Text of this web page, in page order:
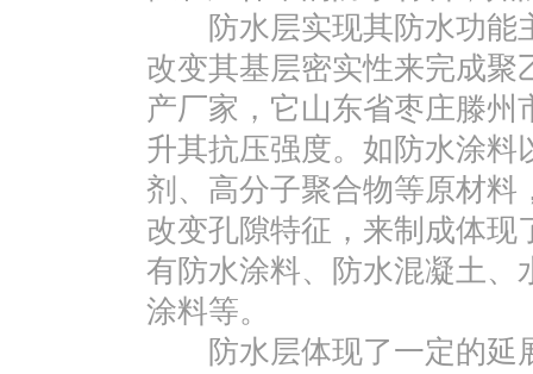
防水层实现其防水功能
改变其基层密实性来完成聚
产厂家，它山东省枣庄滕
升其抗压强度。如防水涂料
剂、高分子聚合物等原材料
改变孔隙特征，来制成体现
有防水涂料、防水混凝土、
涂料等。
防水层体现了一定的延